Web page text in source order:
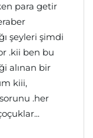
para getir
şeyleri şimdi
.kii ben bu
alınan bir
kiii,
.her